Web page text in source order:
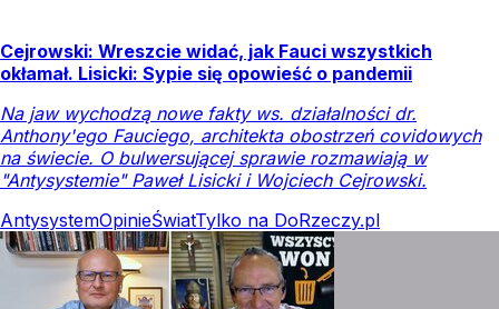
Cejrowski: Wreszcie widać, jak Fauci wszystkich
okłamał. Lisicki: Sypie się opowieść o pandemii
Na jaw wychodzą nowe fakty ws. działalności dr.
Anthony'ego Fauciego, architekta obostrzeń covidowych
na świecie. O bulwersującej sprawie rozmawiają w
"Antysystemie" Paweł Lisicki i Wojciech Cejrowski.
AntysystemOpinieŚwiatTylko na DoRzeczy.pl